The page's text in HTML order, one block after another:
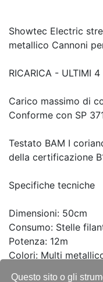
Questo sito o gli
Showtec Electric
metallico Cannoni
RICARICA - ULTIMI 4
Carico massimo di
Conforme con SP
Testato BAM I
della certificazione
Specifiche tecniche
Dimensioni: 50cm
Consumo: Stelle
Potenza: 12m
Colori: Multi